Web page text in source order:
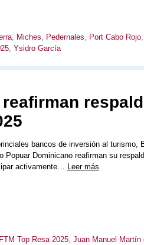
, Miches, Pedernales, Port Cabo Rojo,
, Ysidro García
bancos de inversión al turismo,
Popuar Dominicano reafirman su
activamente… Leer más
Top Resa 2025, Juan Manuel Martín